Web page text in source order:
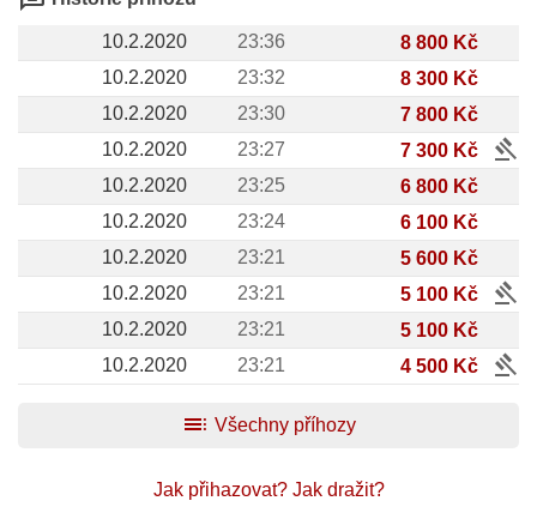
10.2.2020 23:36
8 800 Kč
10.2.2020
23:32
8 300 Kč
10.2.2020
23:30
7 800 Kč
10.2.2020
23:27 7 300 Kč gavel
10.2.2020 23:25
6 800 Kč
10.2.2020
23:24
6 100 Kč
10.2.2020
23:21
5 600 Kč
10.2.2020
23:21 5 100 Kč gavel
10.2.2020 23:21
5 100 Kč
10.2.2020
23:21 4 500 Kč
gavel
toc Všechny příhozy
Jak přihazovat? Jak dražit?